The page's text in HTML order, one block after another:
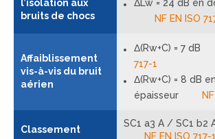
l’isolation aux
bruits de chocs
ΔLw = 24 dB en
NF EN ISO
Affaiblissement
vis-à-vis du bruit
aérien
Δ(Rw+C) = 7 dB
717-1
Δ(Rw+C) = 8 dB
épaisseur
Classement
SC1 a3 A / SC1 b2
NF EN ISO 717-1